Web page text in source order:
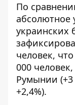
По
абсолютное
украинских
человек,
000 человек,
Румынии (+3
+2,4%).